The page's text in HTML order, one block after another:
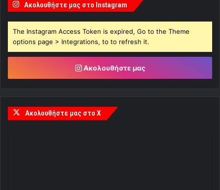
Ακολουθήστε μας στο Instagram
The Instagram Access Token is expired, Go to the Theme
options page > Integrations, to to refresh it.
Ακολουθήστε μας
Ακολουθήστε μας στο X